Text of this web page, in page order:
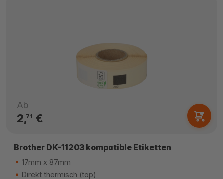
Ab
2,71 €
Brother DK-11203 kompatible Etiketten
17mm x 87mm
Direkt thermisch (top)